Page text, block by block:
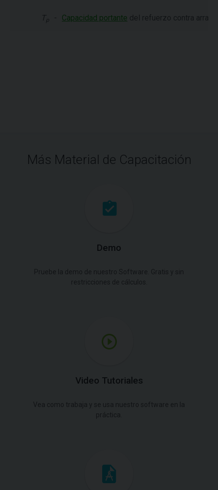
Tp - Capacidad portante del refuerzo contra
Más Material de Capacitación
Demo
Pruebe la demo de nuestro Software. Gratis y sin
restricciones de cálculos.
Video Tutoriales
Vea como trabaja y se usa nuestro software en la
práctica.